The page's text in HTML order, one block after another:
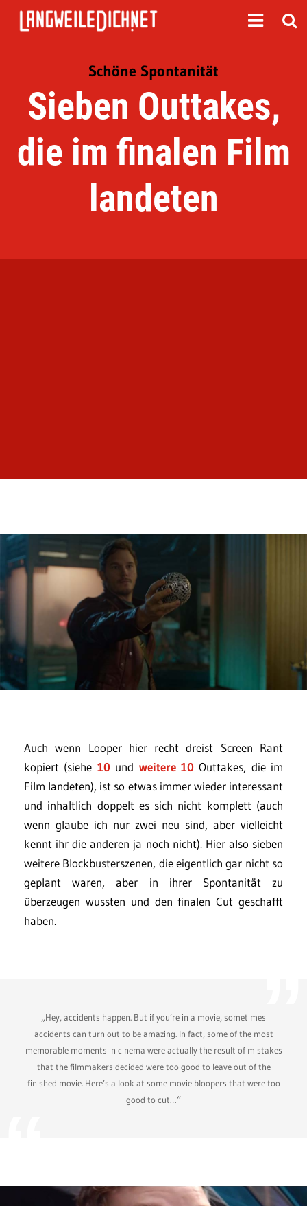
Schöne Spontanität
Sieben Outtakes,
die im finalen Film
landeten
Auch wenn Looper hier recht dreist Screen Rant
kopiert (siehe 10 und weitere 10 Outtakes, die im
Film landeten), ist so etwas immer wieder interessant
und inhaltlich doppelt es sich nicht komplett (auch
wenn glaube ich nur zwei neu sind, aber vielleicht
kennt ihr die anderen ja noch nicht). Hier also sieben
weitere Blockbusterszenen, die eigentlich gar nicht so
geplant waren, aber in ihrer Spontanität zu
überzeugen wussten und den finalen Cut geschafft
haben.
„Hey, accidents happen. But if you’re in a movie, sometimes
accidents can turn out to be amazing. In fact, some of the most
memorable moments in cinema were actually the result of mistakes
that the filmmakers decided were too good to leave out of the
finished movie. Here’s a look at some movie bloopers that were too
good to cut…“